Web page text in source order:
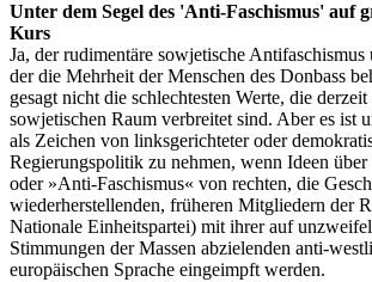
Unter dem Segel des 'Anti-Faschismus' auf
Kurs
Ja, der rudimentäre sowjetische Antifaschismus
der die Mehrheit der Menschen des Donbass
gesagt nicht die schlechtesten Werte, die
sowjetischen Raum verbreitet sind. Aber es ist
als Zeichen von linksgerichteter oder
Regierungspolitik zu nehmen, wenn Ideen
oder »Anti-Faschismus« von rechten, die
wiederherstellenden, früheren Mitgliedern der
Nationale Einheitspartei) mit ihrer auf
Stimmungen der Massen abzielenden anti-
europäischen Sprache eingeimpft werden.